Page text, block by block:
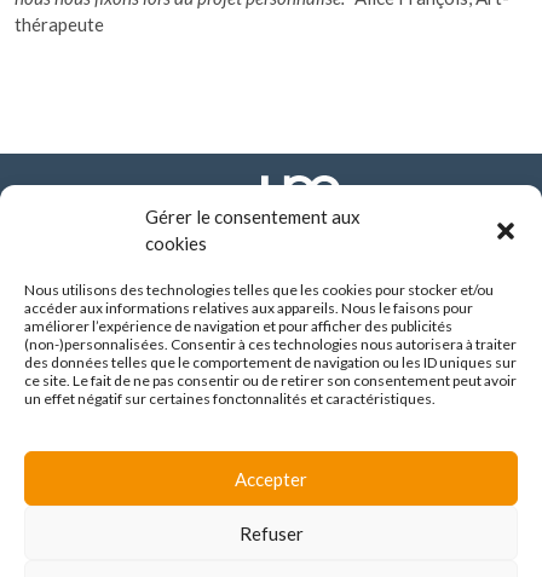
Gérer le consentement aux
cookies
Nous utilisons des technologies telles que les cookies pour stocker et/ou
accéder aux informations relatives aux appareils. Nous le faisons pour
améliorer l’expérience de navigation et pour afficher des publicités
(non-)personnalisées. Consentir à ces technologies nous autorisera à traiter
des données telles que le comportement de navigation ou les ID uniques sur
ce site. Le fait de ne pas consentir ou de retirer son consentement peut avoir
un effet négatif sur certaines fonctonnalités et caractéristiques.
Accepter
Refuser
thérapeute
FONDATION ARHM
290 route de Vienne - BP 8252
69355 LYON CEDEX
04 37 90 10 10
Espace familles
Avis de marché